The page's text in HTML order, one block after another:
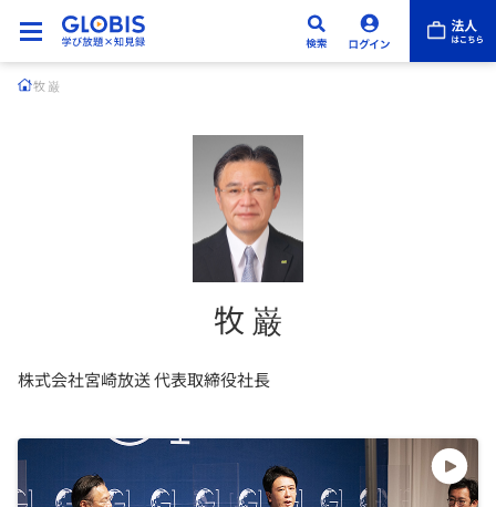
牧 巌
牧 巌
株式会社宮崎放送 代表取締役社長